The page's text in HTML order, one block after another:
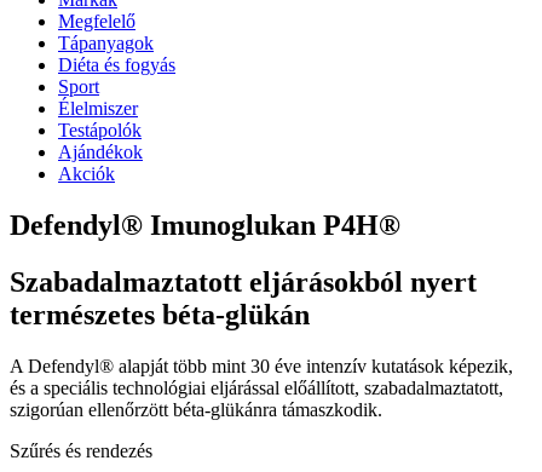
Megfelelő
Tápanyagok
Diéta és fogyás
Sport
Élelmiszer
Testápolók
Ajándékok
Akciók
Defendyl® Imunoglukan P4H®
Szabadalmaztatott eljárásokból nyert
természetes béta-glükán
A Defendyl® alapját több mint 30 éve intenzív kutatások képezik,
és a speciális technológiai eljárással előállított, szabadalmaztatott,
szigorúan ellenőrzött béta-glükánra támaszkodik.
Szűrés és rendezés